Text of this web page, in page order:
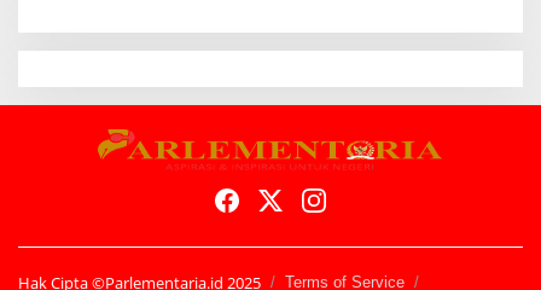
Hak Cipta ©Parlementaria.id 2025 Terms of Service